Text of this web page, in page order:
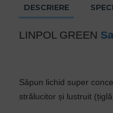
DESCRIERE
LINPOL GREEN
Săpun lichid super
strălucitor și lustruit